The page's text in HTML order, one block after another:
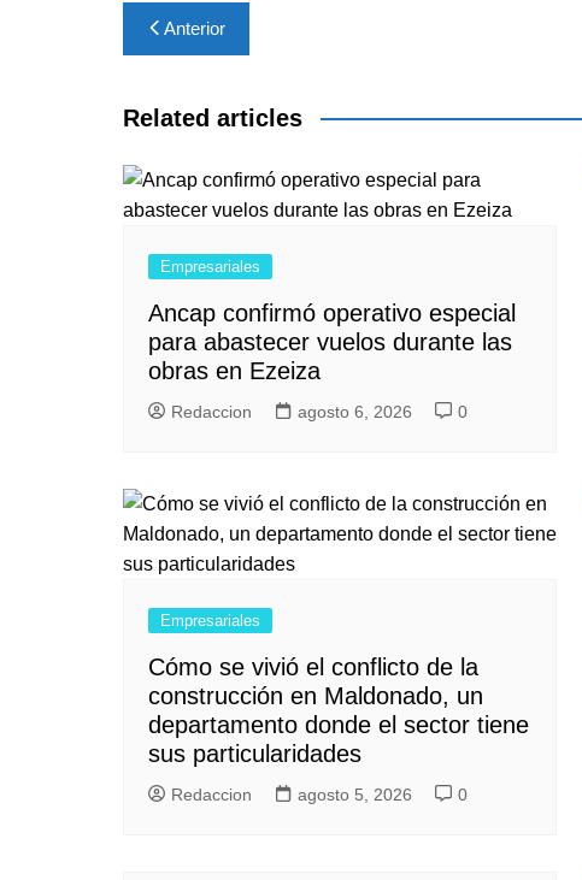
Navegación
de
entradas
Anterior
Related articles
Empresariales
Ancap confirmó operativo especial
para abastecer vuelos durante las
obras en Ezeiza
Redaccion agosto 6, 2026 0
Empresariales
Cómo se vivió el conflicto de la
construcción en Maldonado, un
departamento donde el sector tiene
sus particularidades
Redaccion agosto 5, 2026 0